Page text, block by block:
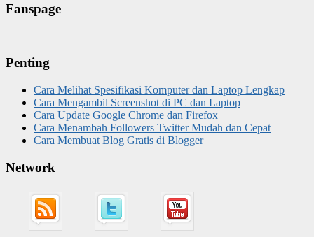
Fanspage
Penting
Cara Melihat Spesifikasi Komputer dan Laptop Lengkap
Cara Mengambil Screenshot di PC dan Laptop
Cara Update Google Chrome dan Firefox
Cara Menambah Followers Twitter Mudah dan Cepat
Cara Membuat Blog Gratis di Blogger
Network